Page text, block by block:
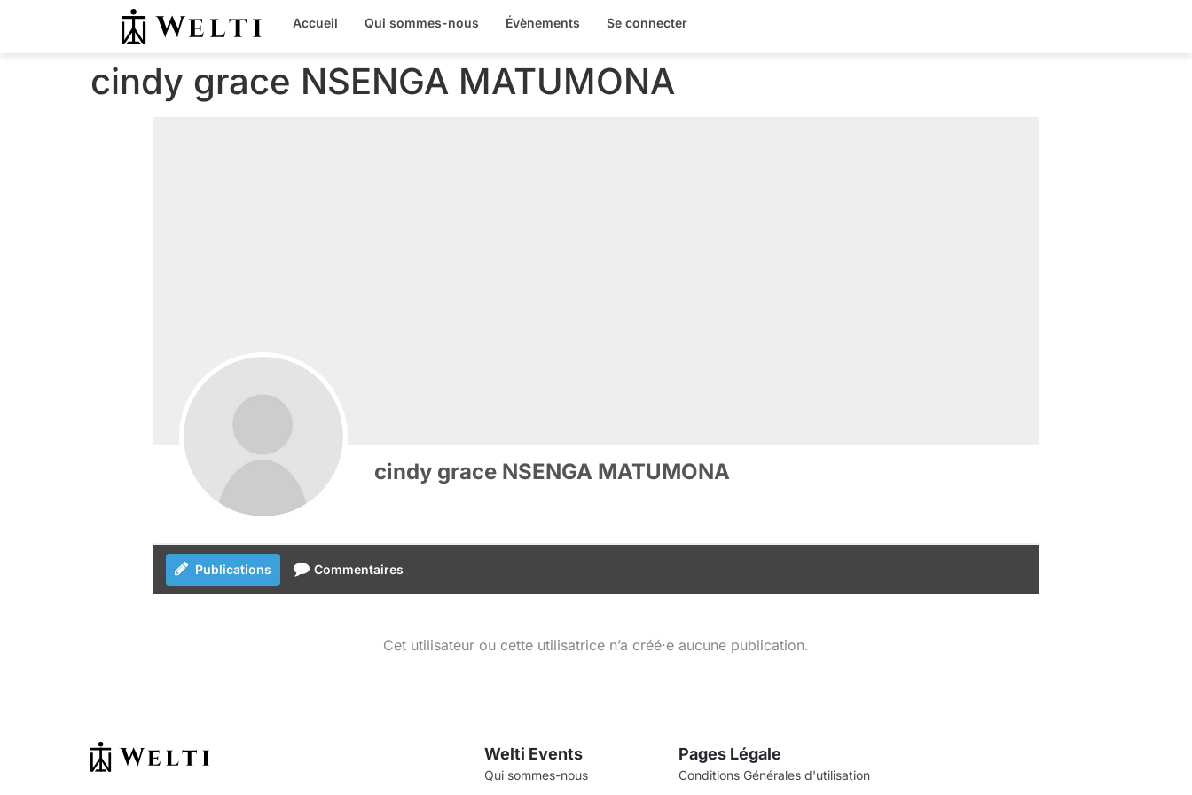
Accueil Qui sommes-nous Évènements Se connecter
cindy grace NSENGA MATUMONA
cindy grace NSENGA MATUMONA
Publications Commentaires
Cet utilisateur ou cette utilisatrice n’a créé·e aucune publication.
Welti Events
Qui sommes-nous
Pages Légale
Conditions Générales d'utilisation